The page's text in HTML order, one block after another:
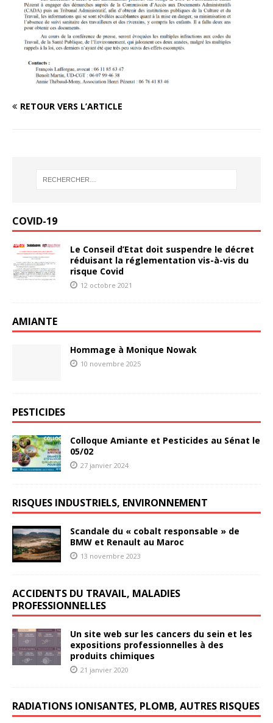
RETOUR VERS L’ARTICLE
COVID-19
Le Conseil d’Etat doit suspendre le décret
réduisant la réglementation vis-à-vis du
risque Covid
12 octobre 2021
AMIANTE
Hommage à Monique Nowak
10 novembre 2025
PESTICIDES
Colloque Amiante et Pesticides au Sénat le
05/02
27 janvier 2024
RISQUES INDUSTRIELS, ENVIRONNEMENT
Scandale du « cobalt responsable » de
BMW et Renault au Maroc
13 novembre 2023
ACCIDENTS DU TRAVAIL, MALADIES
PROFESSIONNELLES
Un site web sur les cancers du sein et les
expositions professionnelles à des
produits chimiques
21 janvier 2020
RADIATIONS IONISANTES, PLOMB, AUTRES RISQUES